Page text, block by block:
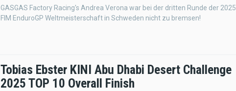
GASGAS Factory Racing's Andrea Verona war bei der dritten Runde der 2025
FIM EnduroGP Weltmeisterschaft in Schweden nicht zu bremsen!
Tobias Ebster KINI Abu Dhabi Desert Challenge
2025 TOP 10 Overall Finish